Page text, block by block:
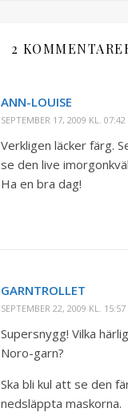
2
ANN-LOUISE
SEPTEMBER 17, 2009 KL. 07:42
Verkligen läcker färg.
se den live
Ha en bra dag!
GARNTROLLET
SEPTEMBER 22, 2009 KL. 15:57
Supersnygg! Vilka
Noro-garn?
Ska bli kul att se den
nedsläppta maskorna.